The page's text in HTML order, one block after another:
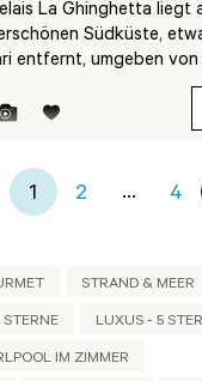
La Ghinghetta liegt
Südküste,
entfernt, umgeben von
1 2 ... 4
STRAND & MEER
STERNE LUXUS - 5
IM ZIMMER